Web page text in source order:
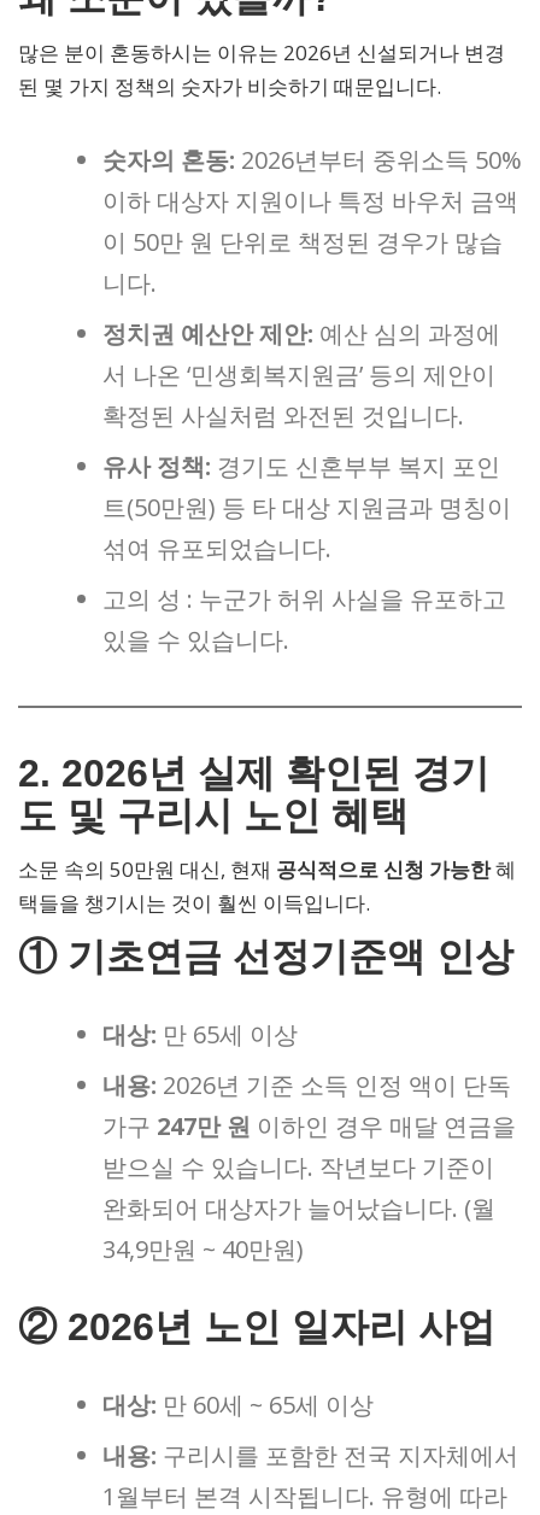
많은 분이 혼동하시는 이유는 2026년 신설되거나 변경
된 몇 가지 정책의 숫자가 비슷하기 때문입니다.
숫자의 혼동: 2026년부터 중위소득 50%
이하 대상자 지원이나 특정 바우처 금액
이 50만 원 단위로 책정된 경우가 많습
니다.
정치권 예산안 제안: 예산 심의 과정에
서 나온 ‘민생회복지원금’ 등의 제안이
확정된 사실처럼 와전된 것입니다.
유사 정책: 경기도 신혼부부 복지 포인
트(50만원) 등 타 대상 지원금과 명칭이
섞여 유포되었습니다.
고의 성 : 누군가 허위 사실을 유포하고
있을 수 있습니다.
2. 2026년 실제 확인된 경기
도 및 구리시 노인 혜택
소문 속의 50만원 대신, 현재 공식적으로 신청 가능한혜
택들을 챙기시는 것이 훨씬 이득입니다.
① 기초연금 선정기준액 인상
대상: 만 65세 이상
내용: 2026년 기준 소득 인정 액이 단독
가구 247만 원 이하인 경우 매달 연금을
받으실 수 있습니다. 작년보다 기준이
완화되어 대상자가 늘어났습니다. (월
34,9만원 ~ 40만원)
② 2026년 노인 일자리 사업
대상: 만 60세 ~ 65세 이상
내용: 구리시를 포함한 전국 지자체에서
1월부터 본격 시작됩니다. 유형에 따라